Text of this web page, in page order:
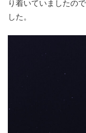
り着いていましたの
した。